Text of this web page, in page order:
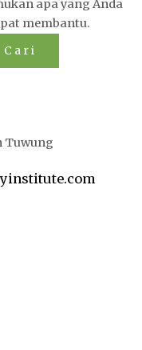
apa yang Anda
membantu.
Tuwung